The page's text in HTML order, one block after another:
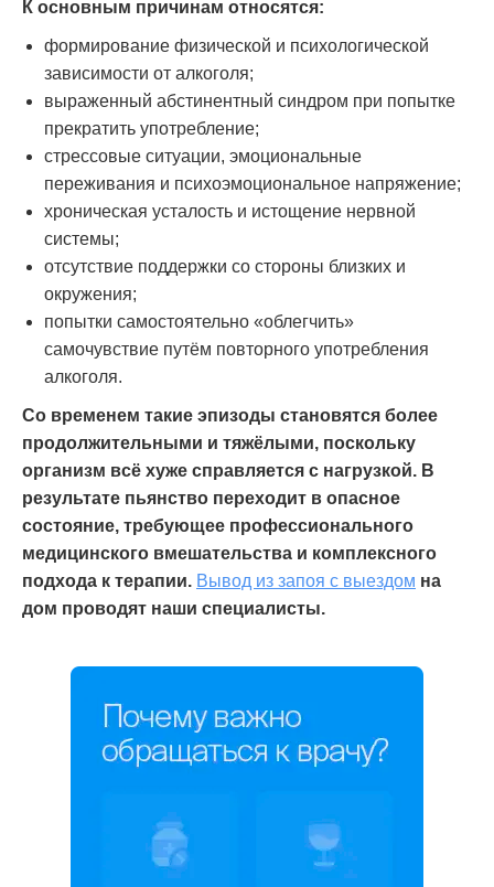
К основным причинам относятся:
формирование физической и психологической
зависимости от алкоголя;
выраженный абстинентный синдром при попытке
прекратить употребление;
стрессовые ситуации, эмоциональные
переживания и психоэмоциональное напряжение;
хроническая усталость и истощение нервной
системы;
отсутствие поддержки со стороны близких и
окружения;
попытки самостоятельно «облегчить»
самочувствие путём повторного употребления
алкоголя.
Со временем такие эпизоды становятся более
продолжительными и тяжёлыми, поскольку
организм всё хуже справляется с нагрузкой. В
результате пьянство переходит в опасное
состояние, требующее профессионального
медицинского вмешательства и комплексного
подхода к терапии. Вывод из запоя с выездом на
дом проводят наши специалисты.